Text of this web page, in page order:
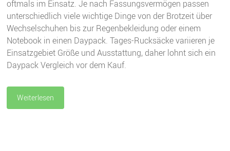
oftmals im Einsatz. Je nach Fassungsvermögen passen
unterschiedlich viele wichtige Dinge von der Brotzeit über
Wechselschuhen bis zur Regenbekleidung oder einem
Notebook in einen Daypack. Tages-Rucksäcke variieren je
Einsatzgebiet Größe und Ausstattung, daher lohnt sich ein
Daypack Vergleich vor dem Kauf.
Weiterlesen